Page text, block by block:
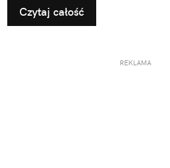
Czytaj całość
REKLAMA